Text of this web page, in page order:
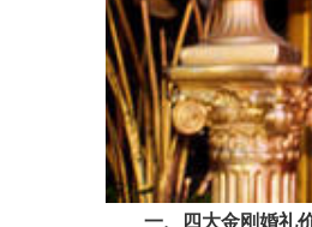
一、四大金刚婚礼